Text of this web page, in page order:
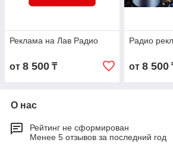
Реклама на Лав Радио
от 8 500 ₸
Радио
от 8 500
О нас
Рейтинг не сформирован
Менее 5 отзывов за последний год